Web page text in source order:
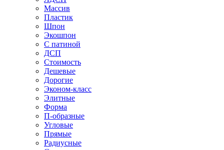
Массив
Пластик
Шпон
Экошпон
С патиной
ДСП
Стоимость
Дешевые
Дорогие
Эконом-класс
Элитные
Форма
П-образные
Угловые
Прямые
Радиусные